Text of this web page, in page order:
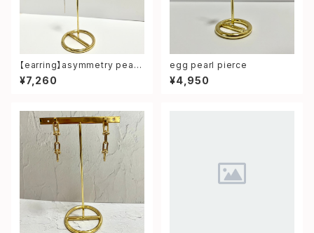
【earring】asymmetry pearl
earring
¥7,260
egg pearl pierce
¥4,950